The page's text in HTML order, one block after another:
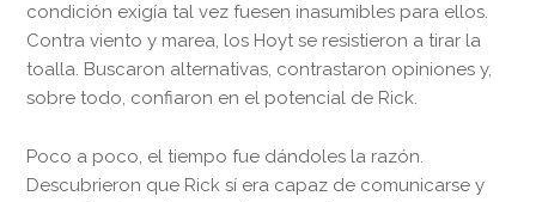
condición exigía tal vez fuesen inasumibles para ellos.
Contra viento y marea, los Hoyt se resistieron a tirar la
toalla. Buscaron alternativas, contrastaron opiniones y,
sobre todo, confiaron en el potencial de Rick.
Poco a poco, el tiempo fue dándoles la razón.
Descubrieron que Rick sí era capaz de comunicarse y